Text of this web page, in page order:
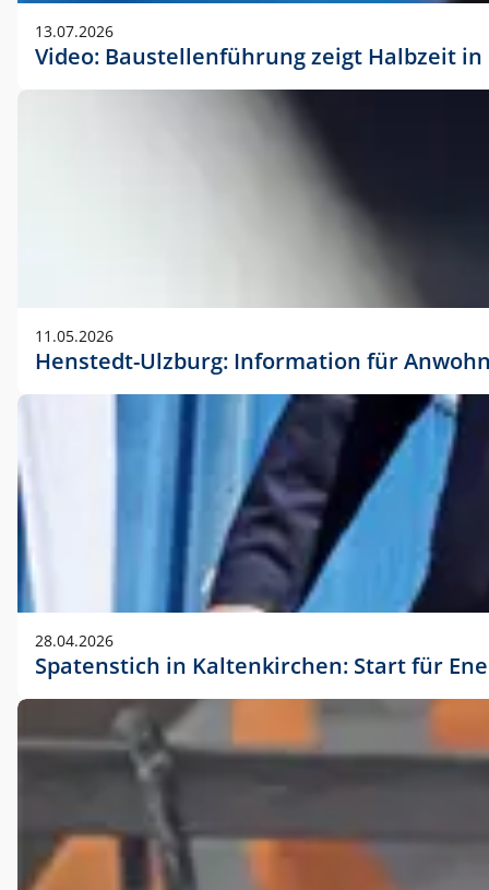
13.07.2026
Video: Baustellenführung zeigt Halbzeit
11.05.2026
Henstedt-Ulzburg: Information für
28.04.2026
Spatenstich in Kaltenkirchen: Start für